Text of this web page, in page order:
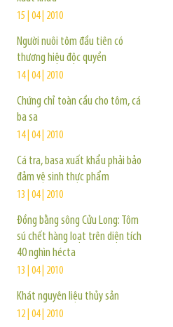
15 | 04 | 2010
Người nuôi tôm đầu tiên có
thương hiệu độc quyền
14 | 04 | 2010
Chứng chỉ toàn cầu cho tôm, cá
ba sa
14 | 04 | 2010
Cá tra, basa xuất khẩu phải bảo
đảm vệ sinh thực phẩm
13 | 04 | 2010
Đồng bằng sông Cửu Long: Tôm
sú chết hàng loạt trên diện tích
40 nghìn hécta
13 | 04 | 2010
Khát nguyên liệu thủy sản
12 | 04 | 2010